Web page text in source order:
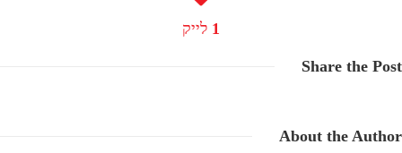
1 לייק
Share the Post
About the Author